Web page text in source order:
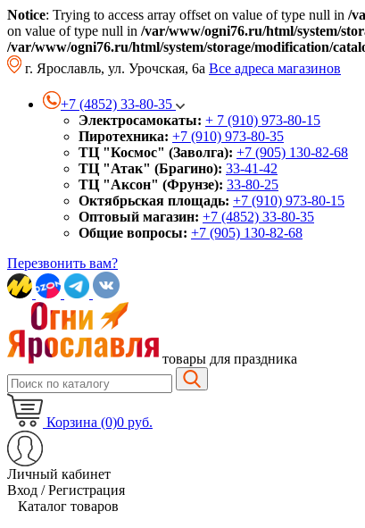
Notice: Trying to access array offset on value of type null in /
on value of type null in /var/www/ogni76.ru/html/system/
/var/www/ogni76.ru/html/system/storage/modification/
г. Ярославль, ул. Урочская, 6а Все адреса магазинов
+7 (4852) 33-80-35
Электросамокаты: + 7 (910) 973-80-15
Пиротехника: +7 (910) 973-80-35
ТЦ "Космос" (Заволга): +7 (905) 130-82-68
ТЦ "Атак" (Брагино): 33-41-42
ТЦ "Аксон" (Фрунзе): 33-80-25
Октябрьская площадь: +7 (910) 973-80-15
Оптовый магазин: +7 (4852) 33-80-35
Общие вопросы: +7 (905) 130-82-68
Перезвонить вам?
товары для праздника
Корзина (0)0 руб.
Личный кабинет
Вход / Регистрация
Каталог товаров